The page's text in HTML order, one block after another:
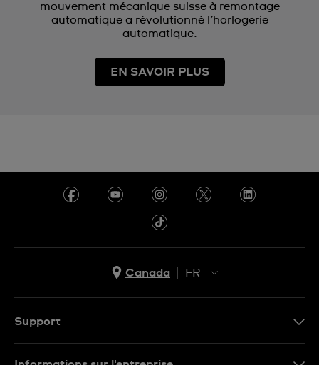
mouvement mécanique suisse à remontage
automatique a révolutionné l’horlogerie
automatique.
EN SAVOIR PLUS
Canada
FR
Support